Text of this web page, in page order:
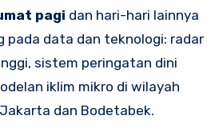
pagi dan hari-hari lainnya
pada data dan teknologi: radar
sistem peringatan dini
iklim mikro di wilayah
dan Bodetabek.